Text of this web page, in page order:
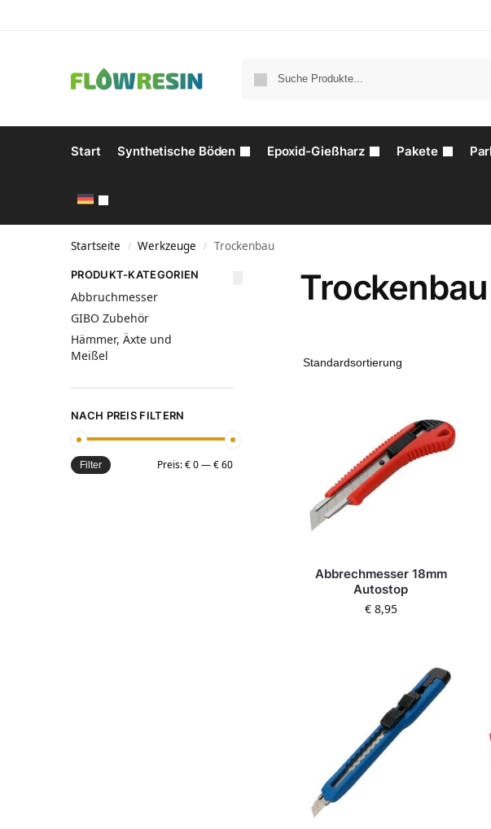
Start Synthetische Böden Epoxid-Gießharz Pakete
Startseite / Werkzeuge / Trockenbau
Trockenbau
Abbrechmesser 18mm
Autostop
€8,95
PRODUKT-KATEGORIEN
Abbruchmesser
GIBO Zubehör
Hämmer, Äxte und
Meißel
NACH PREIS FILTERN
Filter Preis:€ 0—€ 60